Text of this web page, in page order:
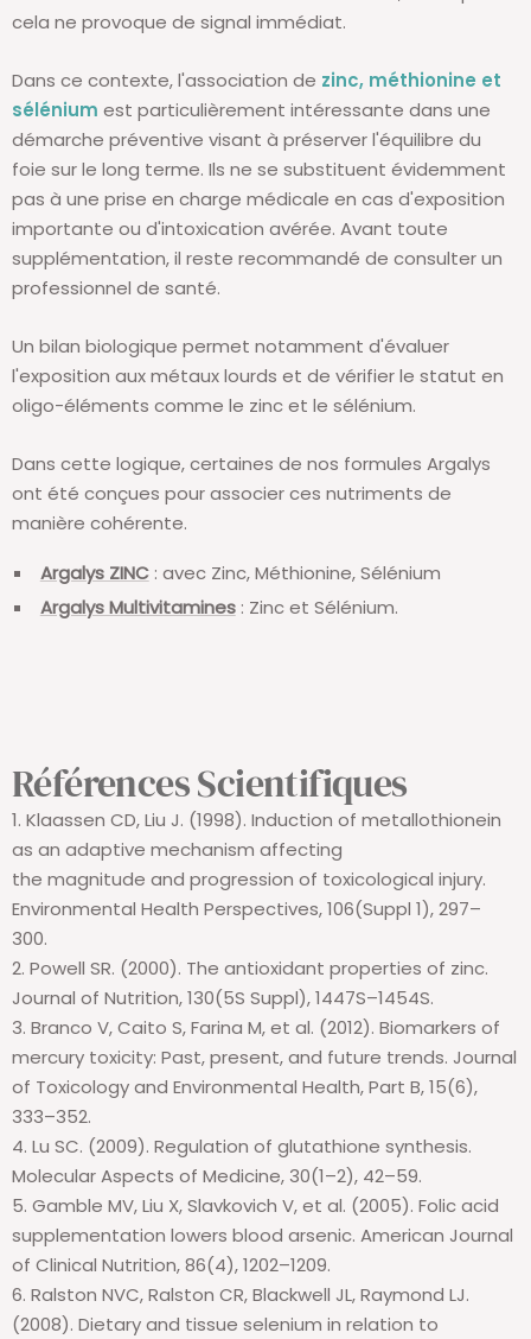
cela ne provoque de signal immédiat.
Dans ce contexte, l'association de zinc, méthionine et
sélénium est particulièrement intéressante dans une
démarche préventive visant à préserver l'équilibre du
foie sur le long terme. Ils ne se substituent évidemment
pas à une prise en charge médicale en cas d'exposition
importante ou d'intoxication avérée. Avant toute
supplémentation, il reste recommandé de consulter un
professionnel de santé.
Un bilan biologique permet notamment d'évaluer
l'exposition aux métaux lourds et de vérifier le statut en
oligo-éléments comme le zinc et le sélénium.
Dans cette logique, certaines de nos formules Argalys
ont été conçues pour associer ces nutriments de
manière cohérente.
Argalys ZINC: avec Zinc, Méthionine, Sélénium
Argalys Multivitamines: Zinc et Sélénium.
Références Scientifiques
1. Klaassen CD, Liu J. (1998). Induction of metallothionein
as an adaptive mechanism affecting
the magnitude and progression of toxicological injury.
Environmental Health Perspectives, 106(Suppl 1), 297–
300.
2. Powell SR. (2000). The antioxidant properties of zinc.
Journal of Nutrition, 130(5S Suppl), 1447S–1454S.
3. Branco V,Caito S, Farina M, et al. (2012). Biomarkers of
mercury toxicity: Past, present, and future trends. Journal
of Toxicology and Environmental Health, Part B, 15(6),
333–352.
4. Lu SC. (2009). Regulation of glutathione synthesis.
Molecular Aspects of Medicine, 30(1–2), 42–59.
5. Gamble MV, Liu X,Slavkovich V, et al. (2005). Folic acid
supplementation lowers blood arsenic. American Journal
of Clinical Nutrition, 86(4), 1202–1209.
6. Ralston NVC, Ralston CR, Blackwell JL, Raymond LJ.
(2008). Dietary and tissue selenium in relation to